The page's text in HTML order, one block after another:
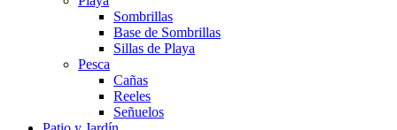
Sombrillas
Base de Sombrillas
Sillas de Playa
Pesca
Cañas
Reeles
Señuelos